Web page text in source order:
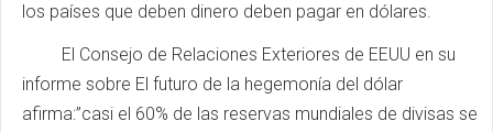
los países que deben dinero deben pagar en dólares.
El Consejo de Relaciones Exteriores de EEUU en su
informe sobre El futuro de la hegemonía del dólar
afirma:”casi el 60% de las reservas mundiales de divisas se